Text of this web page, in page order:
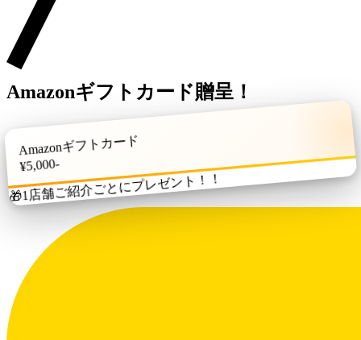
Amazonギフトカード贈呈！
Amazonギフトカード
¥5,000-
🎁1店舗ご紹介ごとにプレゼント！！